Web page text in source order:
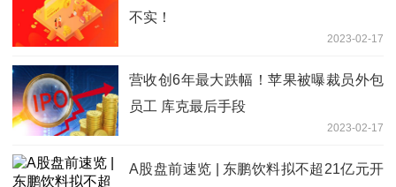
不实！
2023-02-17
营收创6年最大跌幅！苹果被曝裁员外包
员工 库克最后手段
2023-02-17
A股盘前速览 | 东鹏饮料拟不超21亿元开